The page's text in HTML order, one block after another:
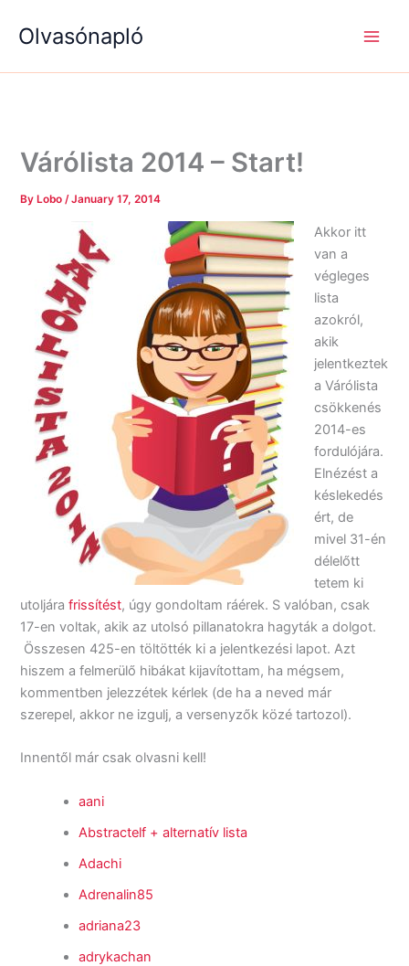
Olvasónapló
Várólista 2014 – Start!
By Lobo/January 17, 2014
Akkor itt
van a
végleges
lista
azokról,
akik
jelentkeztek
a Várólista
csökkenés
2014-es
fordulójára.
Elnézést a
késlekedés
ért, de
mivel 31-én
délelőtt
tetem ki
utoljárafrissítést, úgy gondoltam ráérek. S valóban, csak
17-en voltak, akik az utolsó pillanatokra hagyták a dolgot.
Összesen 425-en töltötték ki a jelentkezési lapot. Azt
hiszem a felmerülő hibákat kijavítottam, ha mégsem,
kommentben jelezzétek kérlek (de ha a neved már
szerepel, akkor ne izgulj, a versenyzők közé tartozol).
Innentől már csak olvasni kell!
aani
Abstractelf + alternatív lista
Adachi
Adrenalin85
adriana23
adrykachan
e
a
é
g
k
é
g
k